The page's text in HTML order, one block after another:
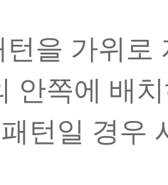
을 가위로
안쪽에 배
턴일 경우